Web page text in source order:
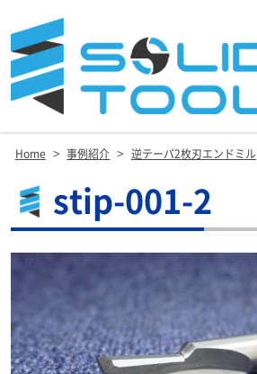
Home > 事例紹介 > 逆テーパ2枚刃エンドミル
stip-001-2
Site
Footer